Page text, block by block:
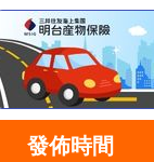
發佈時間